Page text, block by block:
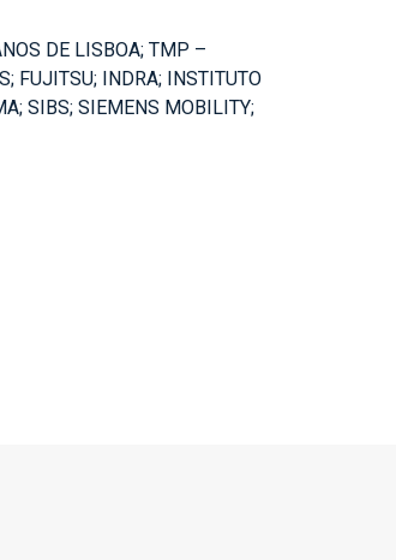
DE LISBOA; TMP –
FUJITSU; INDRA; INSTITUTO
SIBS; SIEMENS MOBILITY;